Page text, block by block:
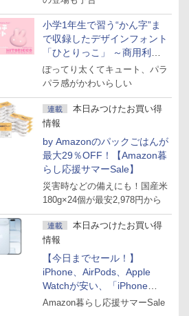
小学1年生で習う“かん字”ま
で収録したデザインフォント
「ひとりっこ」 ～商用利用
OK
ぽってり太くてキュート、パラ
パラ感がかわいらしい
連載
本日みつけたお買い得
情報
by Amazonのパックごはんが
最大29％OFF！【Amazon暮
らし応援サマーSale】
災害時などの備えにも！国産米
180g×24個が最安2,978円から
連載
本日みつけたお買い得
情報
【今日までセール！】
iPhone、AirPods、Apple
Watchが安い、「iPhone
Air」256GB版が139,800円な
Amazon暮らし応援サマーSale